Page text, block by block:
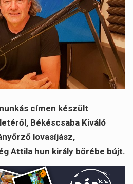
címen készült
Békéscsaba Kiváló
lovasíjász,
Attila hun király bőrébe bújt.